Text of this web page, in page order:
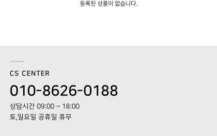
등록된 상품이 없습니다.
CS CENTER
010-8626-0188
상담시간 09:00 ~ 18:00
토,일요일 공휴일 휴무